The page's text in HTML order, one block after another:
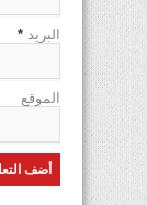
البريد *
الموقع